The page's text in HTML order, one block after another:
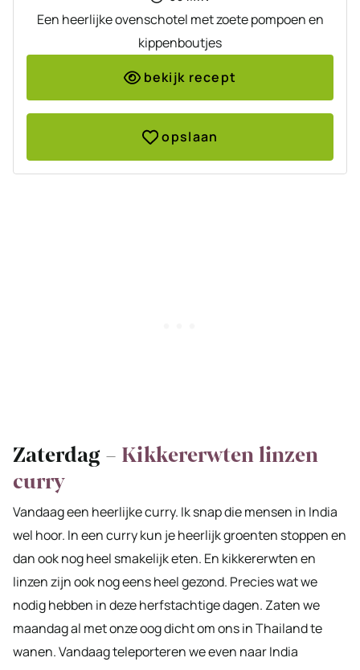
Een heerlijke ovenschotel met zoete pompoen en
kippenboutjes
bekijk recept
opslaan
Zaterdag – Kikkererwten linzen
curry
Vandaag een heerlijke curry. Ik snap die mensen in India
wel hoor. In een curry kun je heerlijk groenten stoppen en
dan ook nog heel smakelijk eten. En kikkererwten en
linzen zijn ook nog eens heel gezond. Precies wat we
nodig hebben in deze herfstachtige dagen. Zaten we
maandag al met onze oog dicht om ons in Thailand te
wanen. Vandaag teleporteren we even naar India